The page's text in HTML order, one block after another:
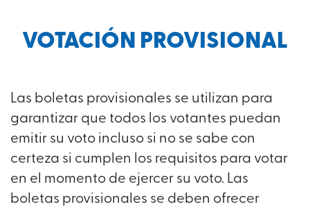
VOTACIÓN PROVISIONAL
Las boletas provisionales se utilizan para
garantizar que todos los votantes puedan
emitir su voto incluso si no se sabe con
certeza si cumplen los requisitos para votar
en el momento de ejercer su voto. Las
boletas provisionales se deben ofrecer